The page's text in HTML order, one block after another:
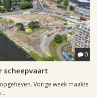
0
scheepvaart
Vorige week maakte